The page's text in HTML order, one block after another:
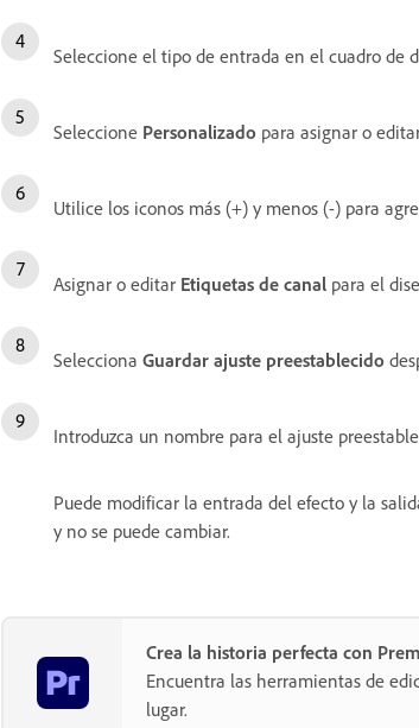
Seleccione el tipo de entrada en el cuadro de
Seleccione Personalizado para asignar o
Utilice los iconos más (+) y menos (-) para
Asignar o editar Etiquetas de canal para el
Selecciona Guardar ajuste preestablecido
Introduzca un nombre para el ajuste
Puede modificar la entrada del efecto y la
y no se puede cambiar.
Crea la historia perfecta con
Encuentra las herramientas de
lugar.